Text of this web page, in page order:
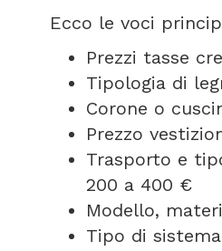
Ecco le voci
Prezzi tasse
Tipologia di
Corone o
Prezzo
Trasporto e
200 a 400 €
Modello,
Tipo di